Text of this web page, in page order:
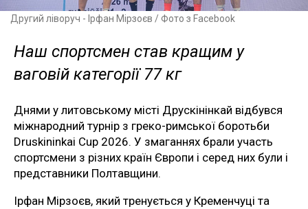
Другий ліворуч - Ірфан Мірзоєв / Фото з Facebook
Наш спортсмен став кращим у
ваговій категорії 77 кг
Днями у литовському місті Друскінінкай відбувся
міжнародний турнір з греко-римської боротьби
Druskininkai Cup 2026. У змаганнях брали участь
спортсмени з різних країн Європи і серед них були і
представники Полтавщини.
Ірфан Мірзоєв, який тренується у Кременчуці та